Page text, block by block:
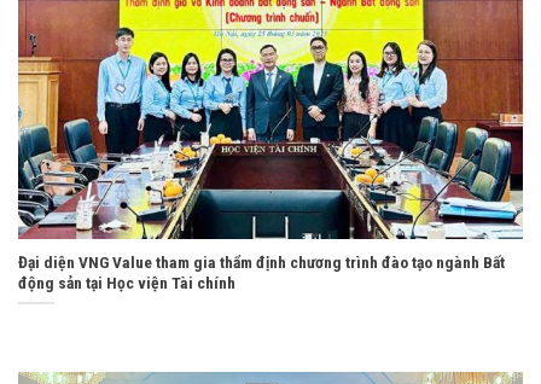
Đại diện VNG Value tham gia thẩm định chương trình đào tạo ngành Bất
động sản tại Học viện Tài chính